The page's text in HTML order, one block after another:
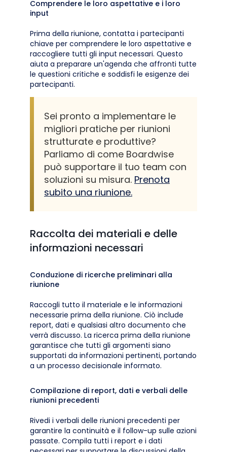
Comprendere le loro aspettative e i loro
input
Prima della riunione, contatta i partecipanti
chiave per comprendere le loro aspettative e
raccogliere tutti gli input necessari. Questo
aiuta a preparare un'agenda che affronti tutte
le questioni critiche e soddisfi le esigenze dei
partecipanti.
Sei pronto a implementare le
migliori pratiche per riunioni
strutturate e produttive?
Parliamo di come Boardwise
può supportare il tuo team con
soluzioni su misura. Prenota
subito una riunione.
Raccolta dei materiali e delle
informazioni necessari
Conduzione di ricerche preliminari alla
riunione
Raccogli tutto il materiale e le informazioni
necessarie prima della riunione. Ciò include
report, dati e qualsiasi altro documento che
verrà discusso. La ricerca prima della riunione
garantisce che tutti gli argomenti siano
supportati da informazioni pertinenti, portando
a un processo decisionale informato.
Compilazione di report, dati e verbali delle
riunioni precedenti
Rivedi i verbali delle riunioni precedenti per
garantire la continuità e il follow-up sulle azioni
passate. Compila tutti i report e i dati